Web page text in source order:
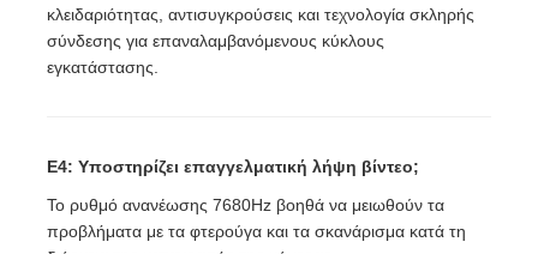
κλειδαριότητας, αντισυγκρούσεις και τεχνολογία σκληρής
σύνδεσης για επαναλαμβανόμενους κύκλους
εγκατάστασης.
Ε4: Υποστηρίζει επαγγελματική λήψη βίντεο;
Το ρυθμό ανανέωσης 7680Hz βοηθά να μειωθούν τα
προβλήματα με τα φτερούγα και τα σκανάρισμα κατά τη